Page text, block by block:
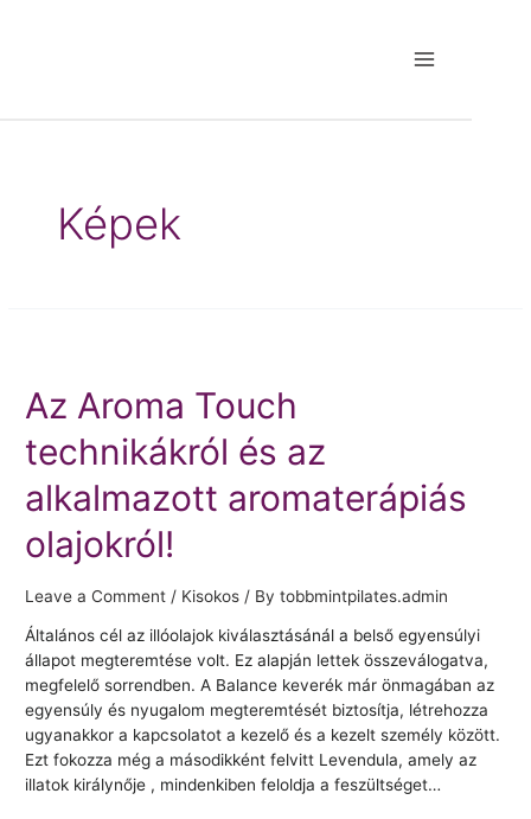
Képek
Az Aroma Touch
technikákról és az
alkalmazott aromaterápiás
olajokról!
Leave a Comment / Kisokos / Bytobbmintpilates.admin
Általános cél az illóolajok kiválasztásánál a belső egyensúlyi
állapot megteremtése volt. Ez alapján lettek összeválogatva,
megfelelő sorrendben. A Balance keverék már önmagában az
egyensúly és nyugalom megteremtését biztosítja, létrehozza
ugyanakkor a kapcsolatot a kezelő és a kezelt személy között.
Ezt fokozza még a másodikként felvitt Levendula, amely az
illatok királynője , mindenkiben feloldja a feszültséget…